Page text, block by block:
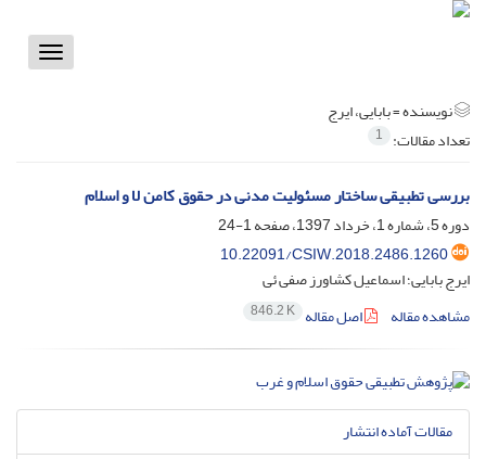
Toggle
نویسنده =بابایی، ایرج
تعداد مقالات: 1
بررسی تطبیقی ساختار مسئولیت مدنی در حقوق کامن لا و اسلام
دوره 5، شماره 1، خرداد 1397، صفحه
1-24
10.22091/CSIW.2018.2486.1260
ایرج بابایی؛ اسماعیل کشاورز صفی ئی
مشاهده مقاله
اصل مقاله 846.2 K
مقالات آماده انتشار